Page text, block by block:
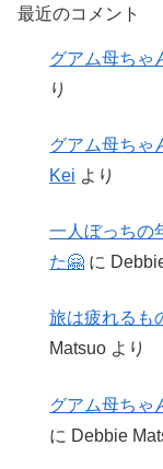
最近のコメント
グアム母ちゃ
り
グアム母ちゃ
Kei より
一人ぼっちの
た🤗 に
旅は疲れるも
Matsuo より
グアム母ちゃ
に Debbie